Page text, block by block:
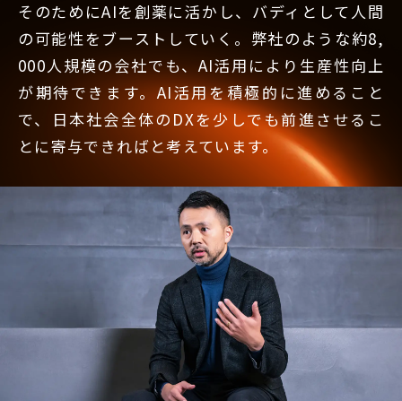
そのためにAIを創薬に活かし、バディとして人間
の可能性をブーストしていく。弊社のような約8,
000人規模の会社でも、AI活用により生産性向上
が期待できます。AI活用を積極的に進めること
で、日本社会全体のDXを少しでも前進させるこ
とに寄与できればと考えています。